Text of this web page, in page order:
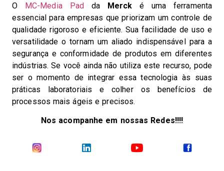
O MC-Media Padda Merck é uma ferramenta
essencial para empresas que priorizam um controle de
qualidade rigoroso e eficiente. Sua facilidade de uso e
versatilidade o tornam um aliado indispensável para a
segurança e conformidade de produtos em diferentes
indústrias. Se você ainda não utiliza este recurso, pode
ser o momento de integrar essa tecnologia às suas
práticas laboratoriais e colher os benefícios de
processos mais ágeis e precisos.
Nos acompanhe em nossas Redes!!!!